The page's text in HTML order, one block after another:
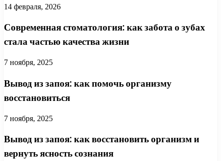
14 февраля, 2026
Современная стоматология: как забота о зубах
стала частью качества жизни
7 ноября, 2025
Вывод из запоя: как помочь организму
восстановиться
7 ноября, 2025
Вывод из запоя: как восстановить организм и
вернуть ясность сознания